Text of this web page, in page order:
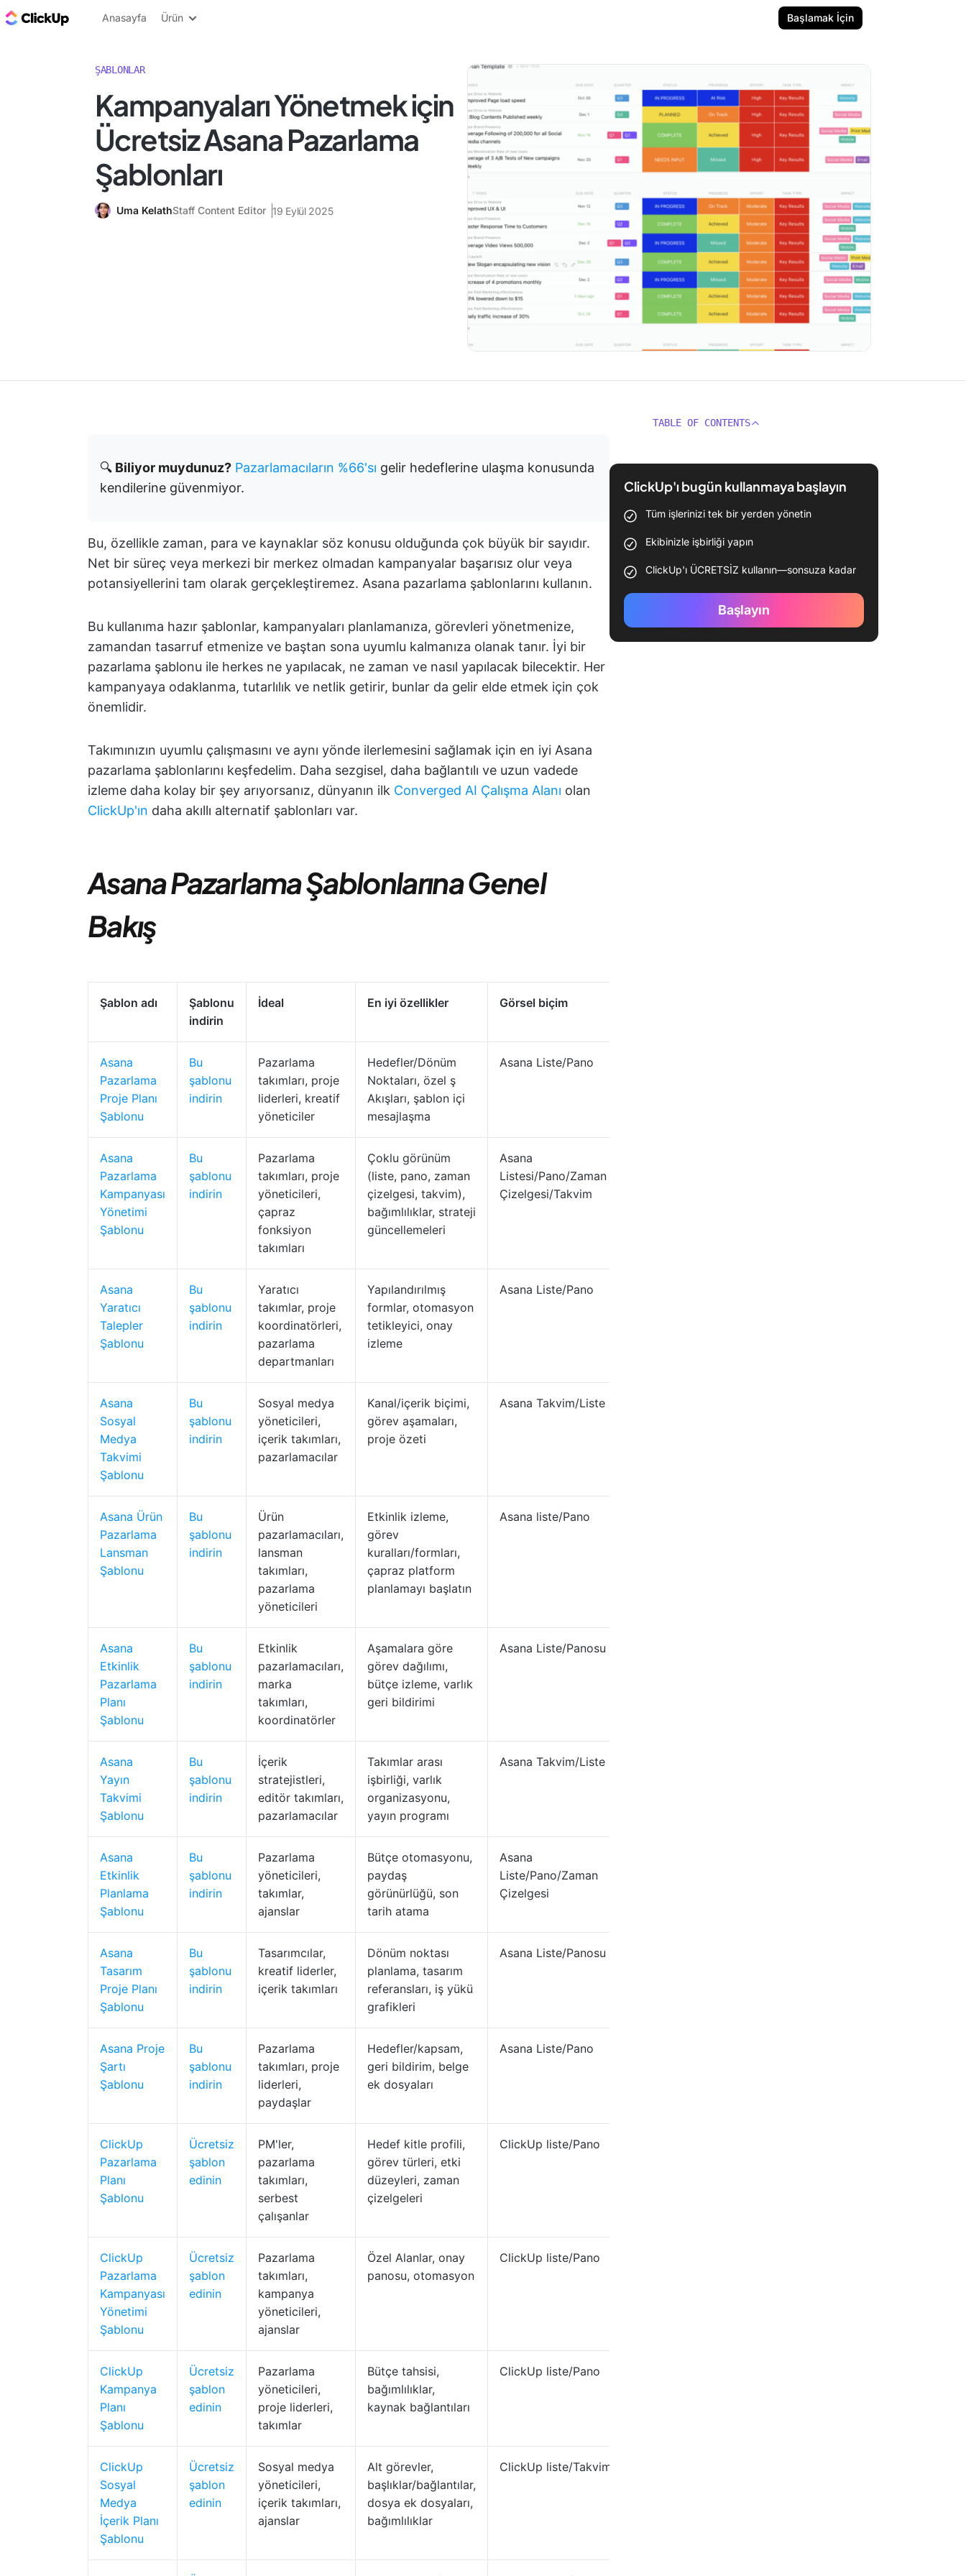
ClickUp Blog
Anasayfa Ürün Başlamak İçin
ŞABLONLAR
Kampanyaları Yönetmek için
Ücretsiz Asana Pazarlama
Şablonları
Uma KelathStaff Content Editor 19 Eylül 2025
🔍 Biliyor muydunuz? Pazarlamacıların %66'sı gelir hedeflerine ulaşma konusunda
kendilerine güvenmiyor.
Bu, özellikle zaman, para ve kaynaklar söz konusu olduğunda çok büyük bir sayıdır.
Net bir süreç veya merkezi bir merkez olmadan kampanyalar başarısız olur veya
potansiyellerini tam olarak gerçekleştiremez. Asana pazarlama şablonlarını kullanın.
Bu kullanıma hazır şablonlar, kampanyaları planlamanıza, görevleri yönetmenize,
zamandan tasarruf etmenize ve baştan sona uyumlu kalmanıza olanak tanır. İyi bir
pazarlama şablonu ile herkes ne yapılacak, ne zaman ve nasıl yapılacak bilecektir. Her
kampanyaya odaklanma, tutarlılık ve netlik getirir, bunlar da gelir elde etmek için çok
önemlidir.
Takımınızın uyumlu çalışmasını ve aynı yönde ilerlemesini sağlamak için en iyi Asana
pazarlama şablonlarını keşfedelim. Daha sezgisel, daha bağlantılı ve uzun vadede
izleme daha kolay bir şey arıyorsanız, dünyanın ilk Converged AI Çalışma Alanı olan
ClickUp'ın daha akıllı alternatif şablonları var.
Asana Pazarlama Şablonlarına Genel
Bakış
Şablon adı
Şablonu
indirin
İdeal En iyi özellikler Görsel biçim
Asana
Pazarlama
Proje Planı
Şablonu
Bu
şablonu
indirin
Pazarlama
takımları, proje
liderleri, kreatif
yöneticiler
Hedefler/Dönüm
Noktaları, özel ş
Akışları, şablon içi
mesajlaşma
Asana Liste/Pano
Asana
Pazarlama
Kampanyası
Yönetimi
Şablonu
Bu
şablonu
indirin
Pazarlama
takımları, proje
yöneticileri,
çapraz
fonksiyon
takımları
Çoklu görünüm
(liste, pano, zaman
çizelgesi, takvim),
bağımlılıklar, strateji
güncellemeleri
Asana
Listesi/Pano/Zaman
Çizelgesi/Takvim
Asana
Yaratıcı
Talepler
Şablonu
Bu
şablonu
indirin
Yaratıcı
takımlar, proje
koordinatörleri,
pazarlama
departmanları
Yapılandırılmış
formlar, otomasyon
tetikleyici, onay
izleme
Asana Liste/Pano
Asana
Sosyal
Medya
Takvimi
Şablonu
Bu
şablonu
indirin
Sosyal medya
yöneticileri,
içerik takımları,
pazarlamacılar
Kanal/içerik biçimi,
görev aşamaları,
proje özeti
Asana Takvim/Liste
Asana Ürün
Pazarlama
Lansman
Şablonu
Bu
şablonu
indirin
Ürün
pazarlamacıları,
lansman
takımları,
pazarlama
yöneticileri
Etkinlik izleme,
görev
kuralları/formları,
çapraz platform
planlamayı başlatın
Asana liste/Pano
Asana
Etkinlik
Pazarlama
Planı
Şablonu
Bu
şablonu
indirin
Etkinlik
pazarlamacıları,
marka
takımları,
koordinatörler
Aşamalara göre
görev dağılımı,
bütçe izleme, varlık
geri bildirimi
Asana Liste/Panosu
Asana
Yayın
Takvimi
Şablonu
Bu
şablonu
indirin
İçerik
stratejistleri,
editör takımları,
pazarlamacılar
Takımlar arası
işbirliği, varlık
organizasyonu,
yayın programı
Asana Takvim/Liste
Asana
Etkinlik
Planlama
Şablonu
Bu
şablonu
indirin
Pazarlama
yöneticileri,
takımlar,
ajanslar
Bütçe otomasyonu,
paydaş
görünürlüğü, son
tarih atama
Asana
Liste/Pano/Zaman
Çizelgesi
Asana
Tasarım
Proje Planı
Şablonu
Bu
şablonu
indirin
Tasarımcılar,
kreatif liderler,
içerik takımları
Dönüm noktası
planlama, tasarım
referansları, iş yükü
grafikleri
Asana Liste/Panosu
Asana Proje
Şartı
Şablonu
Bu
şablonu
indirin
Pazarlama
takımları, proje
liderleri,
paydaşlar
Hedefler/kapsam,
geri bildirim, belge
ek dosyaları
Asana Liste/Pano
ClickUp
Pazarlama
Planı
Şablonu
Ücretsiz
şablon
edinin
PM'ler,
pazarlama
takımları,
serbest
çalışanlar
Hedef kitle profili,
görev türleri, etki
düzeyleri, zaman
çizelgeleri
ClickUp liste/Pano
ClickUp
Pazarlama
Kampanyası
Yönetimi
Şablonu
Ücretsiz
şablon
edinin
Pazarlama
takımları,
kampanya
yöneticileri,
ajanslar
Özel Alanlar, onay
panosu, otomasyon
ClickUp liste/Pano
ClickUp
Kampanya
Planı
Şablonu
Ücretsiz
şablon
edinin
Pazarlama
yöneticileri,
proje liderleri,
takımlar
Bütçe tahsisi,
bağımlılıklar,
kaynak bağlantıları
ClickUp liste/Pano
ClickUp
Sosyal
Medya
İçerik Planı
Şablonu
Ücretsiz
şablon
edinin
Sosyal medya
yöneticileri,
içerik takımları,
ajanslar
Alt görevler,
başlıklar/bağlantılar,
dosya ek dosyaları,
bağımlılıklar
ClickUp liste/Takvim
TABLE OF CONTENTS
ClickUp'ı bugün kullanmaya başlayın
Tüm işlerinizi tek bir yerden yönetin
Ekibinizle işbirliği yapın
ClickUp'ı ÜCRETSİZ kullanın—sonsuza kadar
Başlayın